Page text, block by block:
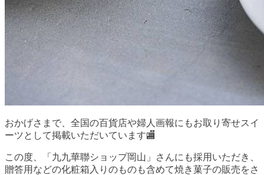
おかげさまで、全国の百貨店や婦人画報にもお取り寄せスイ
ーツとして掲載いただいています🏬
この度、「九九華聯ショップ岡山」さんにも採用いただき、
贈答用などの化粧箱入りのものも含めて焼き菓子の販売をさ